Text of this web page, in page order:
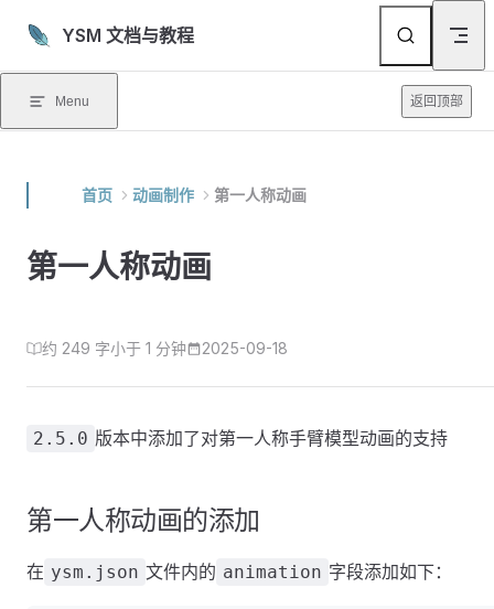
Skip to content
YSM 文档与教程
Menu 返回顶部
首页 动画制作 第一人称动画
第一人称动画
约 249 字小于 1 分钟 2025-09-18
2.5.0 版本中添加了对第一人称手臂模型动画的支持
第一人称动画的添加
在 ysm.json 文件内的 animation 字段添加如下：